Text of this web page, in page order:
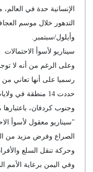
الإنسانية حدة في
التدهور خلال موسم
وأيلول/سبتمبر.
سيناريو لأسوأ الاحتمالات
وعلى الرغم من أنه لا
رسميا على أنها تعاني من
حددت 14 منطقة
وجنوب كردفان،
"سيناريو معقول لأسوأ
الصراع وفرض مزيد من
وحركة تنقل السلع
وفي اليمن برعاية الأمم